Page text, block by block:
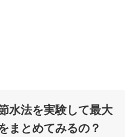
水法を実験して最大
まとめてみるの？